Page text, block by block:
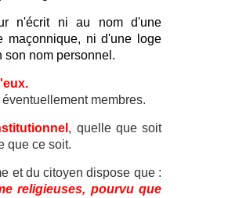
n'écrit ni au nom d'une
maçonnique, ni d'une loge
son nom personnel.
membres.
, quelle que soit
que ce soit.
et du citoyen dispose que :
religieuses, pourvu que